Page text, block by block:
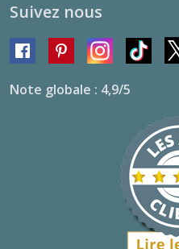
Suivez nous
Note globale : 4,9/5